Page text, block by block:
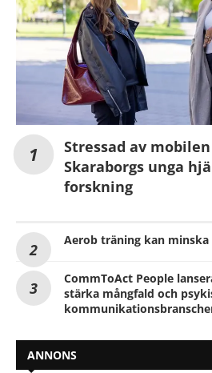
Stressad av
Skaraborgs unga
forskning
Aerob träning kan
CommToAct People
stärka mångfald och
ANNONS